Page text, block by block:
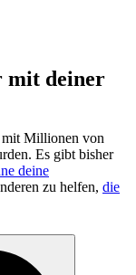
mit deiner
mit Millionen von
Es gibt bisher
deine
zu helfen, die